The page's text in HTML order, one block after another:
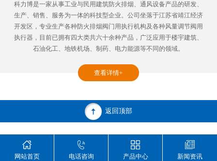
科力博是一家从事工业与民用建筑防火排烟、通风设备产品的研发、
生产、销售、服务为一体的科技型企业。公司坐落于江苏省靖江经济
开发区，专业生产各种防火排烟阀门用执行机构及各种风量调节阀用
执行器，目前已拥有四大类共六十余种产品，广泛应用于楼宇建筑、
石油化工、地铁机场、制药、电力能源等不同的领域。
查看详情+
返回顶部
全国服务热线：0523-84632120
网站首页 电话咨询 产品中心 新闻资讯